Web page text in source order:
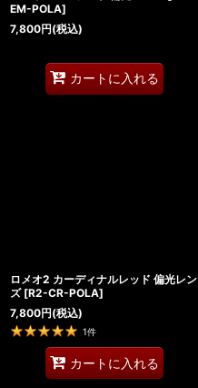
EM-POLA]
7,800円(税込)
カートに入れる
ロメオ2 カーディナルレッド 偏光レン
ズ [R2-CR-POLA]
7,800円(税込)
1件
カートに入れる